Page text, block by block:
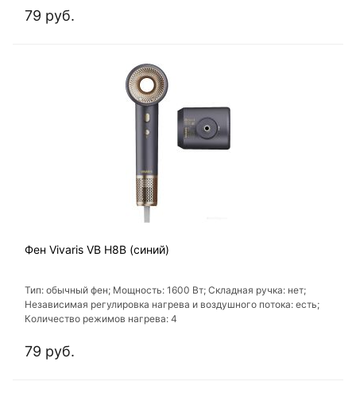
79 руб.
Фен Vivaris VB H8B (синий)
Тип: обычный фен; Мощность: 1600 Вт; Складная ручка: нет;
Независимая регулировка нагрева и воздушного потока: есть;
Количество режимов нагрева: 4
79 руб.